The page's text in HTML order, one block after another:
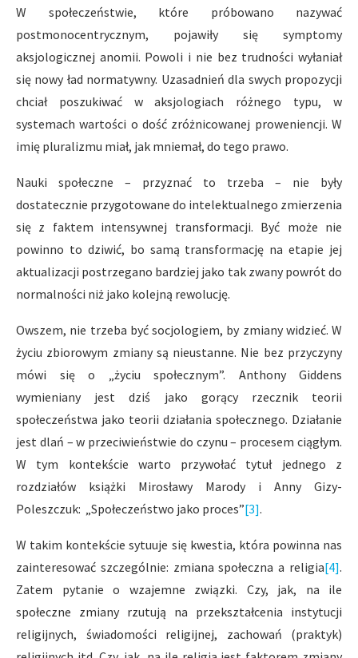
W społeczeństwie, które próbowano nazywać
postmonocentrycznym, pojawiły się symptomy
aksjologicznej anomii. Powoli i nie bez trudności wyłaniał
się nowy ład normatywny. Uzasadnień dla swych propozycji
chciał poszukiwać w aksjologiach różnego typu, w
systemach wartości o dość zróżnicowanej proweniencji. W
imię pluralizmu miał, jak mniemał, do tego prawo.
Nauki społeczne – przyznać to trzeba – nie były
dostatecznie przygotowane do intelektualnego zmierzenia
się z faktem intensywnej transformacji. Być może nie
powinno to dziwić, bo samą transformację na etapie jej
aktualizacji postrzegano bardziej jako tak zwany powrót do
normalności niż jako kolejną rewolucję.
Owszem, nie trzeba być socjologiem, by zmiany widzieć. W
życiu zbiorowym zmiany są nieustanne. Nie bez przyczyny
mówi się o „życiu społecznym”. Anthony Giddens
wymieniany jest dziś jako gorący rzecznik teorii
społeczeństwa jako teorii działania społecznego. Działanie
jest dlań – w przeciwieństwie do czynu – procesem ciągłym.
W tym kontekście warto przywołać tytuł jednego z
rozdziałów książki Mirosławy Marody i Anny Gizy-
Poleszczuk: „Społeczeństwo jako proces”[3].
W takim kontekście sytuuje się kwestia, która powinna nas
zainteresować szczególnie: zmiana społeczna a religia[4].
Zatem pytanie o wzajemne związki. Czy, jak, na ile
społeczne zmiany rzutują na przekształcenia instytucji
religijnych, świadomości religijnej, zachowań (praktyk)